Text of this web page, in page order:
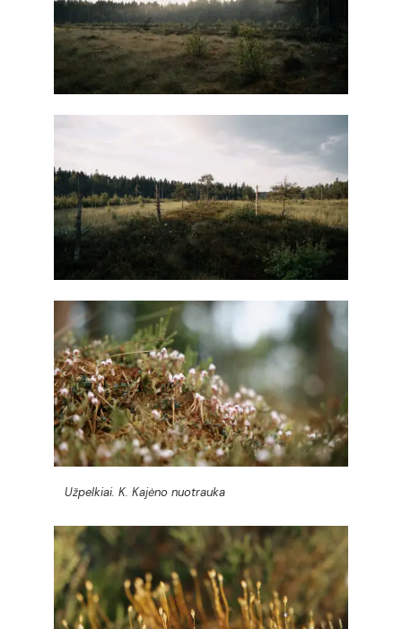
Užpelkiai. K. Kajėno nuotrauka